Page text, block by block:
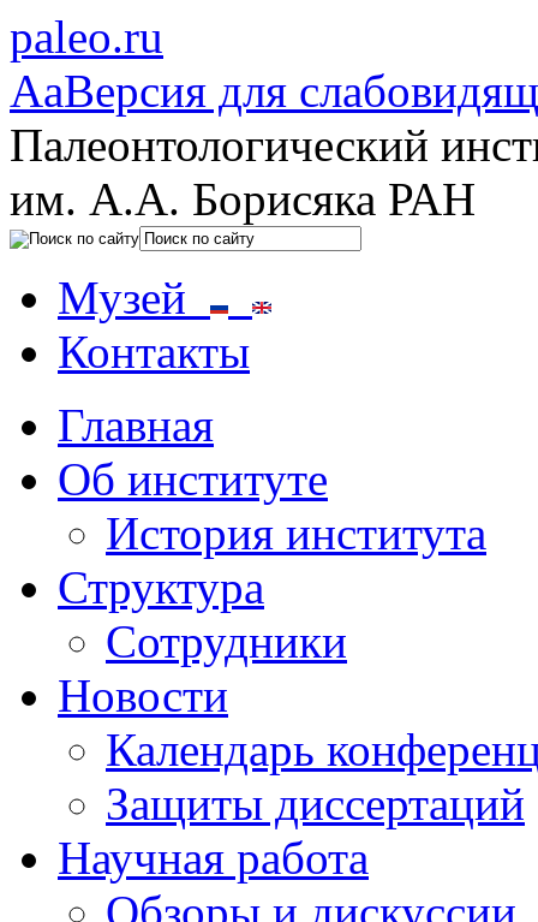
paleo.ru
AaВерсия для
Палеонтологический
им. А.А. Борисяка РАН
Музей
Контакты
Главная
Об институте
История института
Структура
Сотрудники
Новости
Календарь
Защиты диссертаций
Научная работа